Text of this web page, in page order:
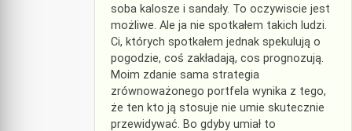
soba kalosze i sandały. To oczywiscie jest
możliwe. Ale ja nie spotkałem takich ludzi.
Ci, których spotkałem jednak spekulują o
pogodzie, coś zakładają, cos prognozują.
Moim zdanie sama strategia
zrównoważonego portfela wynika z tego,
że ten kto ją stosuje nie umie skutecznie
przewidywać. Bo gdyby umiał to